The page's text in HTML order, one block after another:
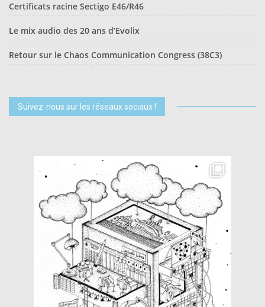
Certificats racine Sectigo E46/R46
Le mix audio des 20 ans d’Evolix
Retour sur le Chaos Communication Congress (38C3)
Suivez-nous sur les réseaux sociaux !